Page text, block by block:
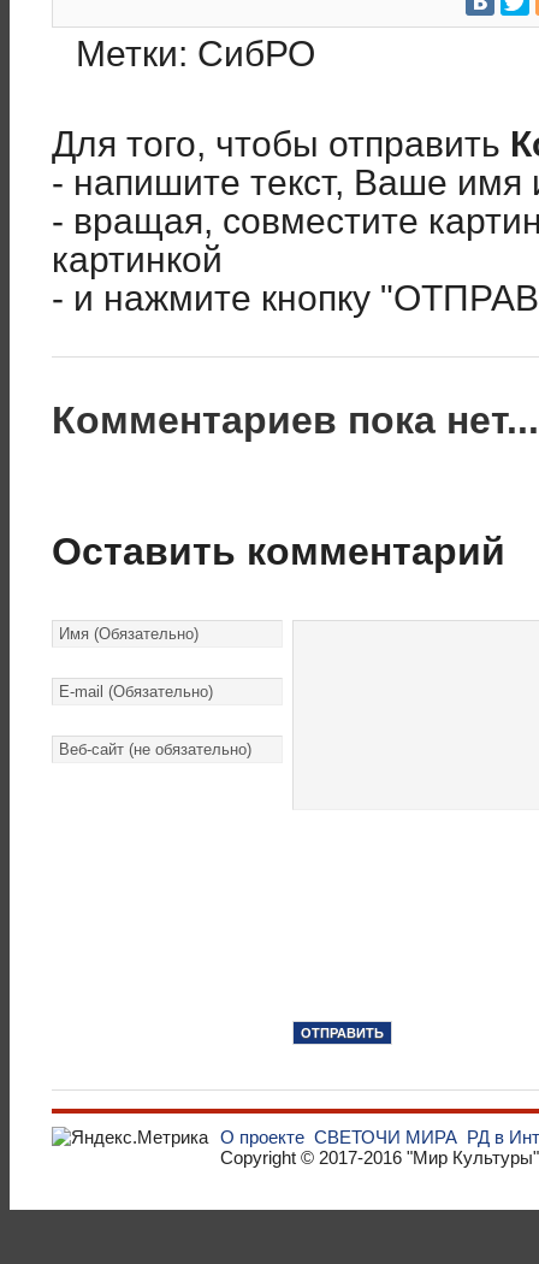
Метки: СибРО
Для того, чтобы отправить
- напишите текст, Ваше имя
- вращая, совместите
картинкой
- и нажмите кнопку
Комментариев пока
Оставить комментарий
О проекте СВЕТОЧИ МИРА РД в
Copyright © 2017-2016 "Мир Культуры"